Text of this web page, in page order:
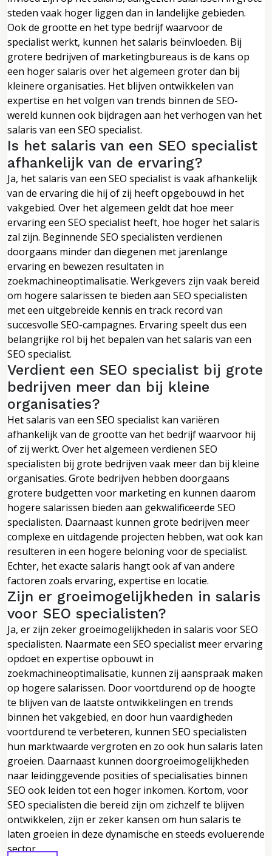
steden vaak hoger liggen dan in landelijke gebieden.
Ook de grootte en het type bedrijf waarvoor de
specialist werkt, kunnen het salaris beïnvloeden. Bij
grotere bedrijven of marketingbureaus is de kans op
een hoger salaris over het algemeen groter dan bij
kleinere organisaties. Het blijven ontwikkelen van
expertise en het volgen van trends binnen de SEO-
wereld kunnen ook bijdragen aan het verhogen van het
salaris van een SEO specialist.
Is het salaris van een SEO specialist
afhankelijk van de ervaring?
Ja, het salaris van een SEO specialist is vaak afhankelijk
van de ervaring die hij of zij heeft opgebouwd in het
vakgebied. Over het algemeen geldt dat hoe meer
ervaring een SEO specialist heeft, hoe hoger het salaris
zal zijn. Beginnende SEO specialisten verdienen
doorgaans minder dan diegenen met jarenlange
ervaring en bewezen resultaten in
zoekmachineoptimalisatie. Werkgevers zijn vaak bereid
om hogere salarissen te bieden aan SEO specialisten
met een uitgebreide kennis en track record van
succesvolle SEO-campagnes. Ervaring speelt dus een
belangrijke rol bij het bepalen van het salaris van een
SEO specialist.
Verdient een SEO specialist bij grote
bedrijven meer dan bij kleine
organisaties?
Het salaris van een SEO specialist kan variëren
afhankelijk van de grootte van het bedrijf waarvoor hij
of zij werkt. Over het algemeen verdienen SEO
specialisten bij grote bedrijven vaak meer dan bij kleine
organisaties. Grote bedrijven hebben doorgaans
grotere budgetten voor marketing en kunnen daarom
hogere salarissen bieden aan gekwalificeerde SEO
specialisten. Daarnaast kunnen grote bedrijven meer
complexe en uitdagende projecten hebben, wat ook kan
resulteren in een hogere beloning voor de specialist.
Echter, het exacte salaris hangt ook af van andere
factoren zoals ervaring, expertise en locatie.
Zijn er groeimogelijkheden in salaris
voor SEO specialisten?
Ja, er zijn zeker groeimogelijkheden in salaris voor SEO
specialisten. Naarmate een SEO specialist meer ervaring
opdoet en expertise opbouwt in
zoekmachineoptimalisatie, kunnen zij aanspraak maken
op hogere salarissen. Door voortdurend op de hoogte
te blijven van de laatste ontwikkelingen en trends
binnen het vakgebied, en door hun vaardigheden
voortdurend te verbeteren, kunnen SEO specialisten
hun marktwaarde vergroten en zo ook hun salaris laten
groeien. Daarnaast kunnen doorgroeimogelijkheden
naar leidinggevende posities of specialisaties binnen
SEO ook leiden tot een hoger inkomen. Kortom, voor
SEO specialisten die bereid zijn om zichzelf te blijven
ontwikkelen, zijn er zeker kansen om hun salaris te
laten groeien in deze dynamische en steeds evoluerende
sector.